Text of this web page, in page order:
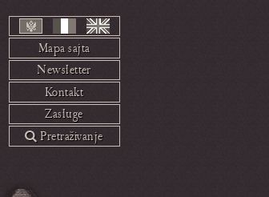
Mapa sajta
Newsletter
Kontakt
Zasluge
 Pretraživanje